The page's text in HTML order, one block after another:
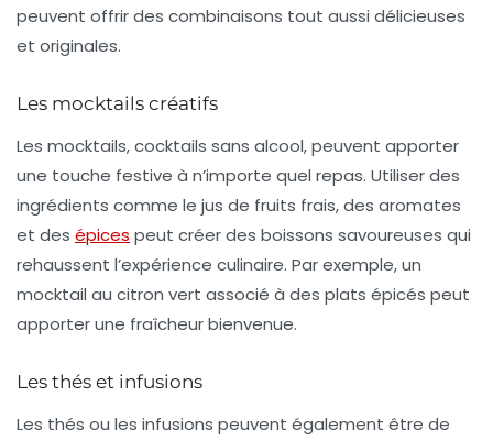
peuvent offrir des combinaisons tout aussi délicieuses
et originales.
Les mocktails créatifs
Les mocktails, cocktails sans alcool, peuvent apporter
une touche festive à n’importe quel repas. Utiliser des
ingrédients comme le jus de fruits frais, des aromates
et des épices peut créer des boissons savoureuses qui
rehaussent l’expérience culinaire. Par exemple, un
mocktail au citron vert associé à des plats épicés peut
apporter une fraîcheur bienvenue.
Les thés et infusions
Les thés ou les infusions peuvent également être de